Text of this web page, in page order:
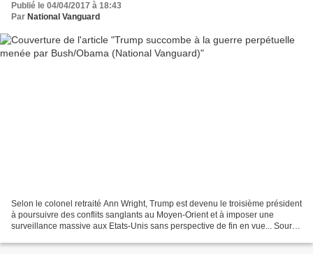
Publié le 04/04/2017 à 18:43
Par National Vanguard
Selon le colonel retraité Ann Wright, Trump est devenu le troisième président
à poursuivre des conflits sanglants au Moyen-Orient et à imposer une
surveillance massive aux Etats-Unis sans perspective de fin en vue... Source